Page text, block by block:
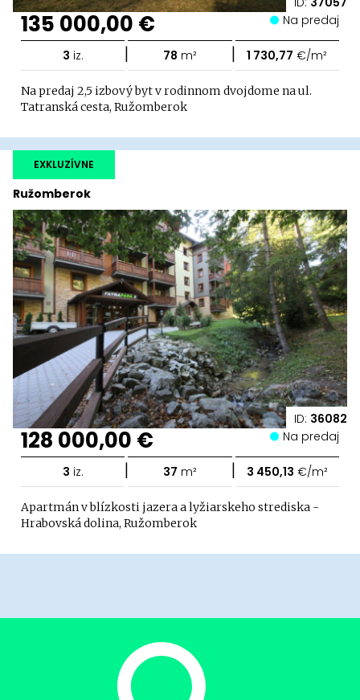
135 000,00 € Na predaj
3 iz. | 78 m² | 1 730,77 €/m²
Na predaj 2,5 izbový byt v rodinnom dvojdome na ul.
Tatranská cesta, Ružomberok
ID: 36082
Ružomberok
EXKLUZÍVNE
128 000,00 € Na predaj
3 iz. | 37 m² | 3 450,13 €/m²
Apartmán v blízkosti jazera a lyžiarskeho strediska -
Hrabovská dolina, Ružomberok